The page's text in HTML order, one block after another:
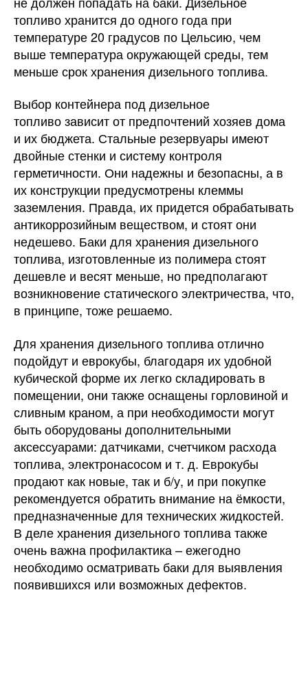
топливо хранится до одного года при
температуре 20 градусов по Цельсию, чем
выше температура окружающей среды, тем
меньше срок хранения дизельного топлива.
Выбор контейнера под дизельное
топливо зависит от предпочтений хозяев дома
и их бюджета. Стальные резервуары имеют
двойные стенки и систему контроля
герметичности. Они надежны и безопасны, а в
их конструкции предусмотрены клеммы
заземления. Правда, их придется обрабатывать
антикоррозийным веществом, и стоят они
недешево. Баки для хранения дизельного
топлива, изготовленные из полимера стоят
дешевле и весят меньше, но предполагают
возникновение статического электричества, что,
в принципе, тоже решаемо.
Для хранения дизельного топлива отлично
подойдут и еврокубы, благодаря их удобной
кубической форме их легко складировать в
помещении, они также оснащены горловиной и
сливным краном, а при необходимости могут
быть оборудованы дополнительными
аксессуарами: датчиками, счетчиком расхода
топлива, электронасосом и т. д. Еврокубы
продают как новые, так и б/у, и при покупке
рекомендуется обратить внимание на ёмкости,
предназначенные для технических жидкостей.
В деле хранения дизельного топлива также
очень важна профилактика – ежегодно
необходимо осматривать баки для выявления
появившихся или возможных дефектов.